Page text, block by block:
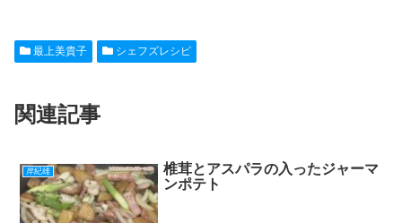
c
e
o
k
e
n
ck
et
e
最上美貴子 シェフズレシピ
関連記事
岸紀雄
椎茸とアスパラの入ったジャーマ
ンポテト